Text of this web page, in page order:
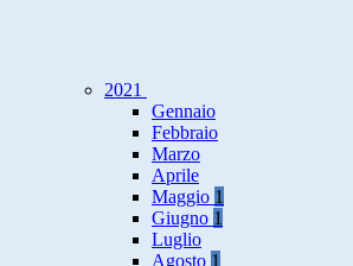
2021
Gennaio
Febbraio
Marzo
Aprile
Maggio 1
Giugno 1
Luglio
Agosto 1